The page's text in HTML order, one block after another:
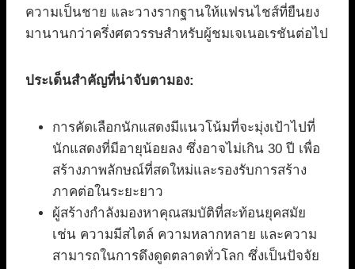
ความเป็นชาย และวางรากฐานให้แฟรนไชส์ที่ยืนยง
มานานกว่าครึ่งศตวรรษสำหรับผู้ชมเจเนอเรชันต่อไป
ประเด็นสำคัญที่น่าจับตามอง:
การคัดเลือกนักแสดงมีแนวโน้มที่จะมุ่งเป้าไปที่
นักแสดงที่มีอายุน้อยลง ซึ่งอาจไม่เกิน 30 ปี เพื่อ
สร้างภาพลักษณ์ที่สดใหม่และรองรับการสร้าง
ภาคต่อในระยะยาว
ผู้สร้างกำลังมองหาคุณสมบัติที่สะท้อนยุคสมัย
เช่น ความมีสไตล์ ความหลากหลาย และความ
สามารถในการดึงดูดตลาดทั่วโลก ซึ่งเป็นปัจจัย